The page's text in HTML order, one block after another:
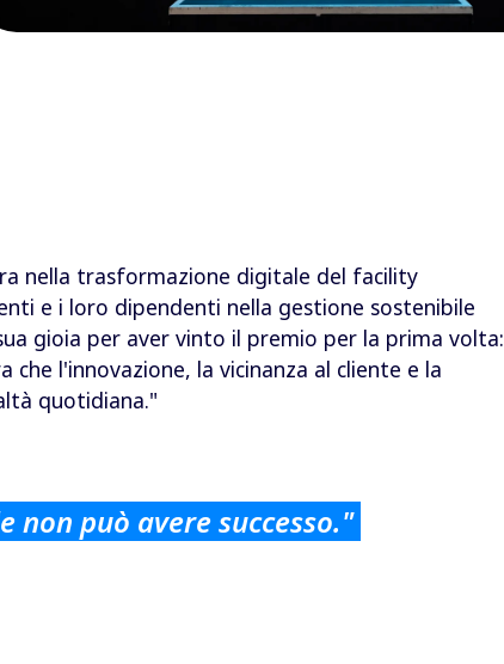
nella trasformazione digitale del facility
e i loro dipendenti nella gestione sostenibile
gioia per aver vinto il premio per la prima volta:
l'innovazione, la vicinanza al cliente e la
quotidiana."
non può avere successo."